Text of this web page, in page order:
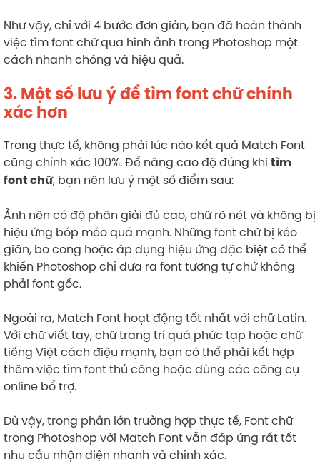
Như vậy, chỉ với 4 bước đơn giản, bạn đã hoàn thành
việc tìm font chữ qua hình ảnh trong Photoshop một
cách nhanh chóng và hiệu quả.
3. Một số lưu ý để tìm font chữ chính
xác hơn
Trong thực tế, không phải lúc nào kết quả Match Font
cũng chính xác 100%. Để nâng cao độ đúng khi tìm
font chữ, bạn nên lưu ý một số điểm sau:
Ảnh nên có độ phân giải đủ cao, chữ rõ nét và không bị
hiệu ứng bóp méo quá mạnh. Những font chữ bị kéo
giãn, bo cong hoặc áp dụng hiệu ứng đặc biệt có thể
khiến Photoshop chỉ đưa ra font tương tự chứ không
phải font gốc.
Ngoài ra, Match Font hoạt động tốt nhất với chữ Latin.
Với chữ viết tay, chữ trang trí quá phức tạp hoặc chữ
tiếng Việt cách điệu mạnh, bạn có thể phải kết hợp
thêm việc tìm font thủ công hoặc dùng các công cụ
online bổ trợ.
Dù vậy, trong phần lớn trường hợp thực tế, Font chữ
trong Photoshop với Match Font vẫn đáp ứng rất tốt
nhu cầu nhận diện nhanh và chính xác.